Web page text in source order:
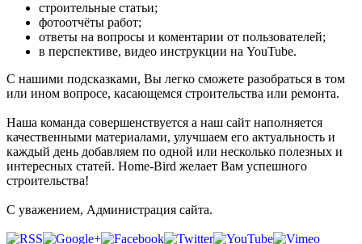
строительные статьи;
фотоотчёты работ;
ответы на вопросы и коментарии от пользователей;
в перспективе, видео инструкции на YouTube.
С нашими подсказками, Вы легко сможете разобраться в том
или ином вопросе, касающемся строительства или ремонта.
Наша команда совершенствуется а наш сайт наполняется
качественными материалами, улучшаем его актуальность и
каждый день добавляем по одной или несколько полезных и
интересных статей. Home-Bird желает Вам успешного
строительства!
С уважением, Администрация сайта.